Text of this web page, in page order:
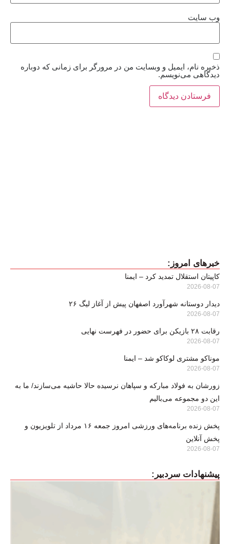
وب‌ سایت
ذخیره نام، ایمیل و وبسایت من در مرورگر برای زمانی که دوباره
دیدگاهی می‌نویسم.
خبرهای امروز:
کاپیتان استقلال تمدید کرد – ایمنا
2026-08-07
دیدار دوستانه شهرآورد اصفهان پیش از آغاز لیگ ۲۶
2026-08-07
رقابت ۲۸ بازیکن برای حضور در فهرست نهایی
2026-08-07
موناکو مشتری لوکاکو شد – ایمنا
2026-08-07
زورشان به فولاد مبارکه و سپاهان نرسیده حالا حاشیه می‌سازند/ ما به
این دو مجموعه می‌بالیم
2026-08-07
پخش زنده برنامه‌های ورزشی امروز جمعه ۱۶ مرداد از تلویزیون و
پخش آنلاین
2026-08-07
پیشنهادات سردبیر: